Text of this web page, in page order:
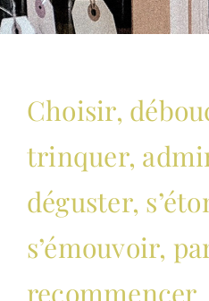
Choisir,
trinquer,
déguster,
s’émouvoir,
recommencer